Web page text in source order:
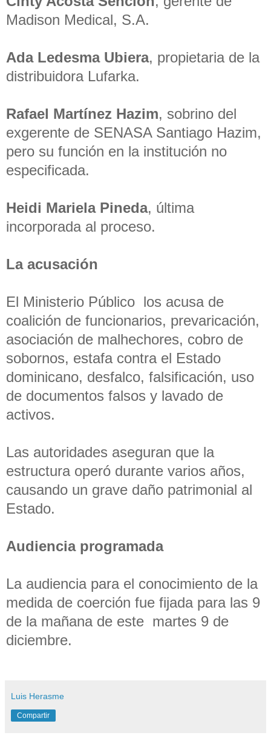
Madison Medical, S.A.
Ada Ledesma Ubiera, propietaria de la
distribuidora Lufarka.
Rafael Martínez Hazim, sobrino del
exgerente de SENASA Santiago Hazim,
pero su función en la institución no
especificada.
Heidi Mariela Pineda, última
incorporada al proceso.
La acusación
El Ministerio Público los acusa de
coalición de funcionarios, prevaricación,
asociación de malhechores, cobro de
sobornos, estafa contra el Estado
dominicano, desfalco, falsificación, uso
de documentos falsos y lavado de
activos.
Las autoridades aseguran que la
estructura operó durante varios años,
causando un grave daño patrimonial al
Estado.
Audiencia programada
La audiencia para el conocimiento de la
medida de coerción fue fijada para las 9
de la mañana de este martes 9 de
diciembre.
Luis Herasme
Compartir